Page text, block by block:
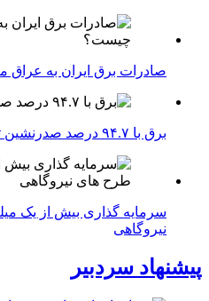
صادرات برق ایران به
برق با ۹۴.۷ درصد صدرنشین تورم تابستانی!
سرمایه گذاری بیش از یک
نیروگاهی
پیشنهاد سردبیر